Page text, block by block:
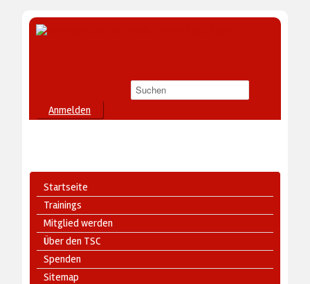
Anmelden
Startseite
Trainings
Mitglied werden
Über den TSC
Spenden
Sitemap